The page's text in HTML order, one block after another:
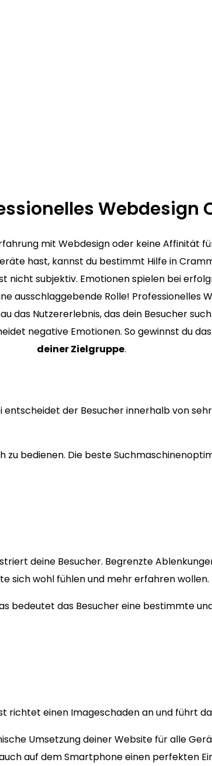
Webdesign
mit Webdesign oder keine Affinität
hast, kannst du bestimmt Hilfe in
nicht subjektiv. Emotionen spielen bei
ausschlaggebende Rolle! Professionelles
das Nutzererlebnis, das dein Besucher
negative Emotionen. So gewinnst du das
deiner Zielgruppe.
der Besucher innerhalb von
bedienen. Die beste
deine Besucher. Begrenzte
sich wohl fühlen und mehr erfahren wollen.
bedeutet das Besucher eine bestimmte
richtet einen Imageschaden an und führt
Umsetzung deiner Website für alle
auf dem Smartphone einen perfekten